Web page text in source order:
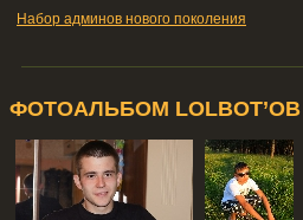
Набор админов нового поколения
ФОТОАЛЬБОМ LOLBOT’ОВ